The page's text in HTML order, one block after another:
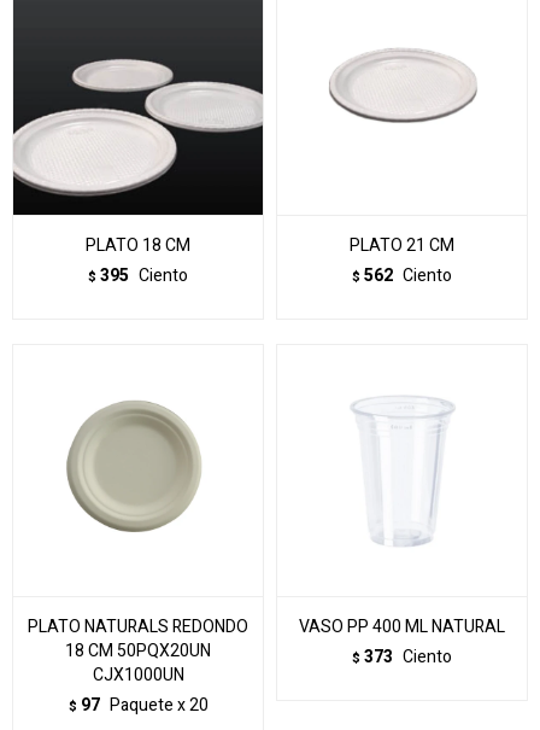
PLATO 18 CM
$ 395 Ciento
PLATO 21 CM
$ 562 Ciento
PLATO NATURALS REDONDO
18 CM 50PQX20UN
CJX1000UN
$ 97 Paquete x 20
VASO PP 400 ML NATURAL
$ 373 Ciento